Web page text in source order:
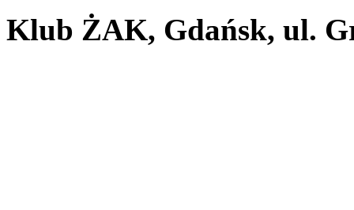
Klub ŻAK, Gdańsk, ul.